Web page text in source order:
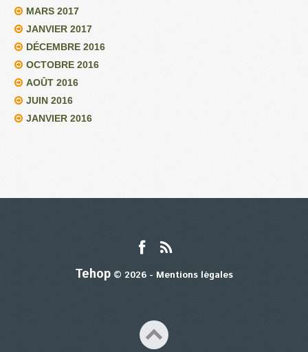
MARS 2017
JANVIER 2017
DÉCEMBRE 2016
OCTOBRE 2016
AOÛT 2016
JUIN 2016
JANVIER 2016
Tehop © 2026 - Mentions légales